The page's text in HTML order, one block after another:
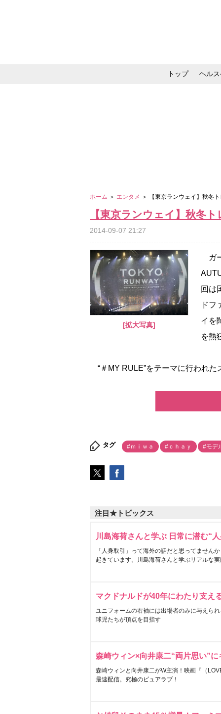
トップ ヘル
ホーム ＞ エンタメ ＞ 【東京ランウェイ】秋冬
【東京ランウェイ】秋冬
2014-09-07 21:27
[拡大写真]
ガ
回は
ドフ
イを
を熱
“＃MY RULE”をテーマに行われた
タグ #ｍｉｗａ #ｃｈａｙ #モデ
注目★トピックス
川島海荷さんと学ぶ 日常に潜む“
「人身取引」って海外の話だと思ってません
起きています。川島海荷さんと学ぶリアルな
マクドナルドが40年にわたり支え
ユニフォームの右袖には出場者のみに与えら
球児たちが頂点を目指す
森崎ウィン×向井康二“両片思い”
森崎ウィンと向井康二がW主演！映画『（
最速配信。究極のピュアラブ！